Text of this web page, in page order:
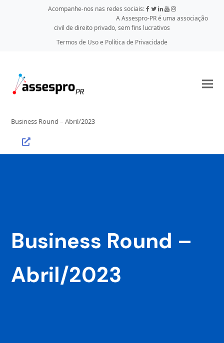
Acompanhe-nos nas redes sociais:
A Assespro-PR é uma associação
civil de direito privado, sem fins lucrativos
Termos de Uso e Política de Privacidade
Business Round – Abril/2023
Business Round –
Abril/2023